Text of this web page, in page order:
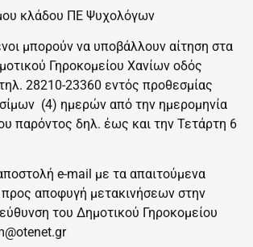
κλάδου ΠΕ Ψυχολόγων
μπορούν να υποβάλλουν αίτηση στα
Γηροκομείου Χανίων οδός
28210-23360 εντός προθεσμίας
(4) ημερών από την ημερομηνία
παρόντος δηλ. έως και την Τετάρτη 6
e-mail με τα απαιτούμενα
προς αποφυγή μετακινήσεων στην
του Δημοτικού Γηροκομείου